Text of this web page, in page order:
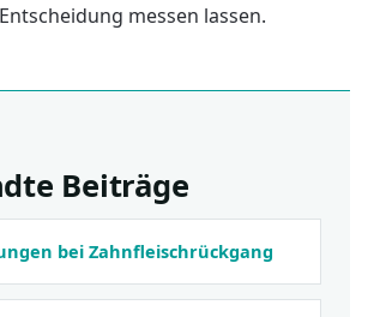
messen lassen.
Beiträge
bei Zahnfleischrückgang